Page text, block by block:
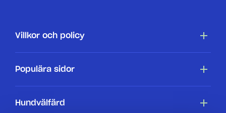
Villkor och policy
Tillgänglighetsredogörelse
Populära sidor
Hundar
Hundvälfärd